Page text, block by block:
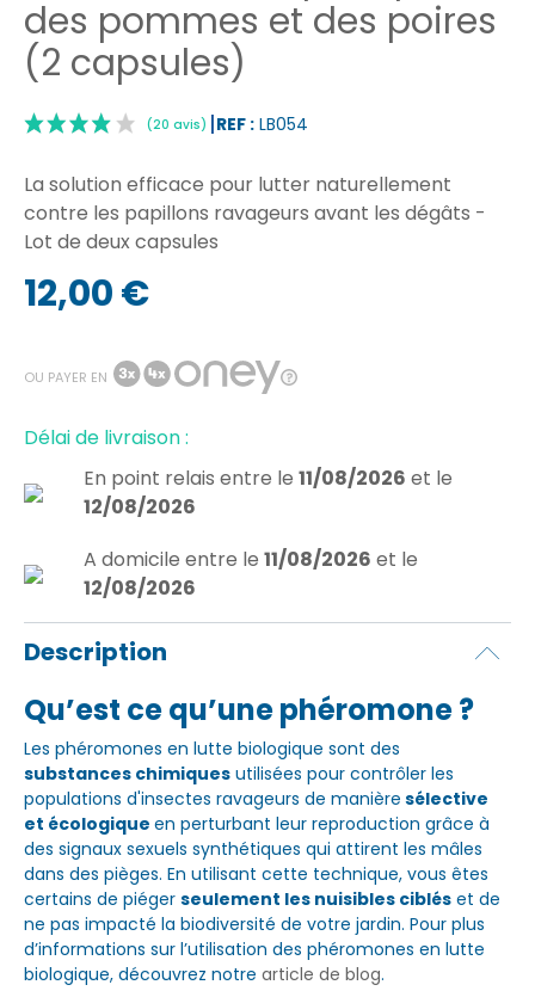
des pommes et des poires
(2 capsules)
REF : LB054
La solution efficace pour lutter naturellement
contre les papillons ravageurs avant les dégâts -
Lot de deux capsules
12,00 €
OU PAYER EN
Délai de livraison :
En point relais entre le 11/08/2026 et le
12/08/2026
A domicile entre le 11/08/2026 et le
12/08/2026
Description
Qu’est ce qu’une phéromone ?
Les phéromones en lutte biologique sont des
substances chimiques utilisées pour contrôler les
populations d'insectes ravageurs de manière sélective
et écologique en perturbant leur reproduction grâce à
des signaux sexuels synthétiques qui attirent les mâles
dans des pièges. En utilisant cette technique, vous êtes
certains de piéger seulement les nuisibles ciblés et de
ne pas impacté la biodiversité de votre jardin. Pour plus
d’informations sur l’utilisation des phéromones en lutte
biologique, découvrez notre article de blog.